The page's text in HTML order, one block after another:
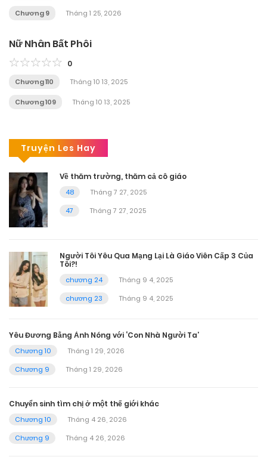
Chương 9 Tháng 1 25, 2026
Nữ Nhân Bất Phôi
0
Chương 110 Tháng 10 13, 2025
Chương 109 Tháng 10 13, 2025
Truyện Les Hay
Về thăm trường, thăm cả cô giáo
48
Tháng 7 27, 2025
47
Tháng 7 27, 2025
Người Tôi Yêu Qua Mạng Lại Là Giáo Viên Cấp 3 Của
Tôi?!
chương 24
Tháng 9 4, 2025
chương 23
Tháng 9 4, 2025
Yêu Đương Bằng Ảnh Nóng với ‘Con Nhà Người Ta’
Chương 10
Tháng 1 29, 2026
Chương 9
Tháng 1 29, 2026
Chuyển sinh tìm chị ở một thế giới khác
Chương 10
Tháng 4 26, 2026
Chương 9
Tháng 4 26, 2026